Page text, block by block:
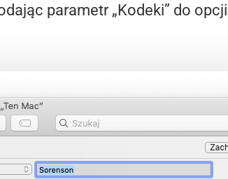
parametr „Kodeki” do opcji